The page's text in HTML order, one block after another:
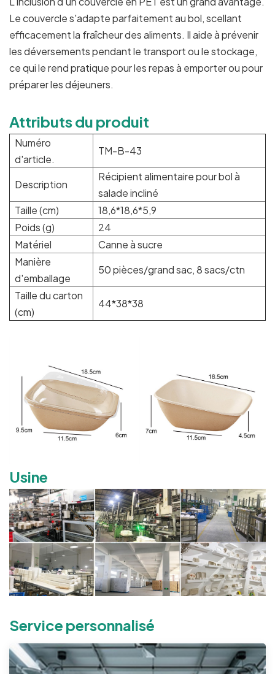
Le couvercle s'adapte parfaitement au bol, scellant
efficacement la fraîcheur des aliments. Il aide à prévenir
les déversements pendant le transport ou le stockage,
ce qui le rend pratique pour les repas à emporter ou pour
préparer les déjeuners.
Attributs du produit
Numéro
d'article.
TM-B-43
Description
Récipient alimentaire pour bol à
salade incliné
Taille (cm)
18,6*18,6*5,9
Poids (g)
24
Matériel
Canne à sucre
Manière
d'emballage
50 pièces/grand sac, 8 sacs/ctn
Taille du carton
(cm)
44*38*38
Usine
Service personnalisé